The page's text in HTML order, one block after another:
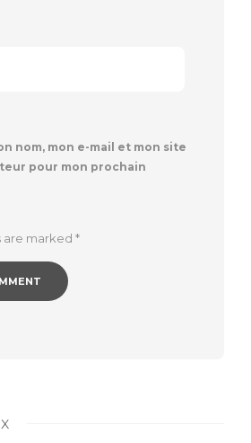
nom, mon e-mail et mon site
pour mon prochain
are marked *